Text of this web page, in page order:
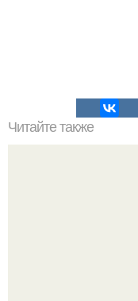
Читайте также